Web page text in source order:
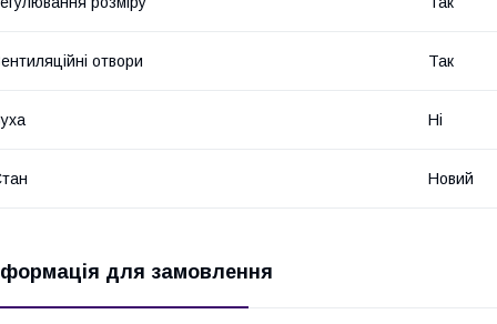
отвори Так
Ні
Новий
для замовлення